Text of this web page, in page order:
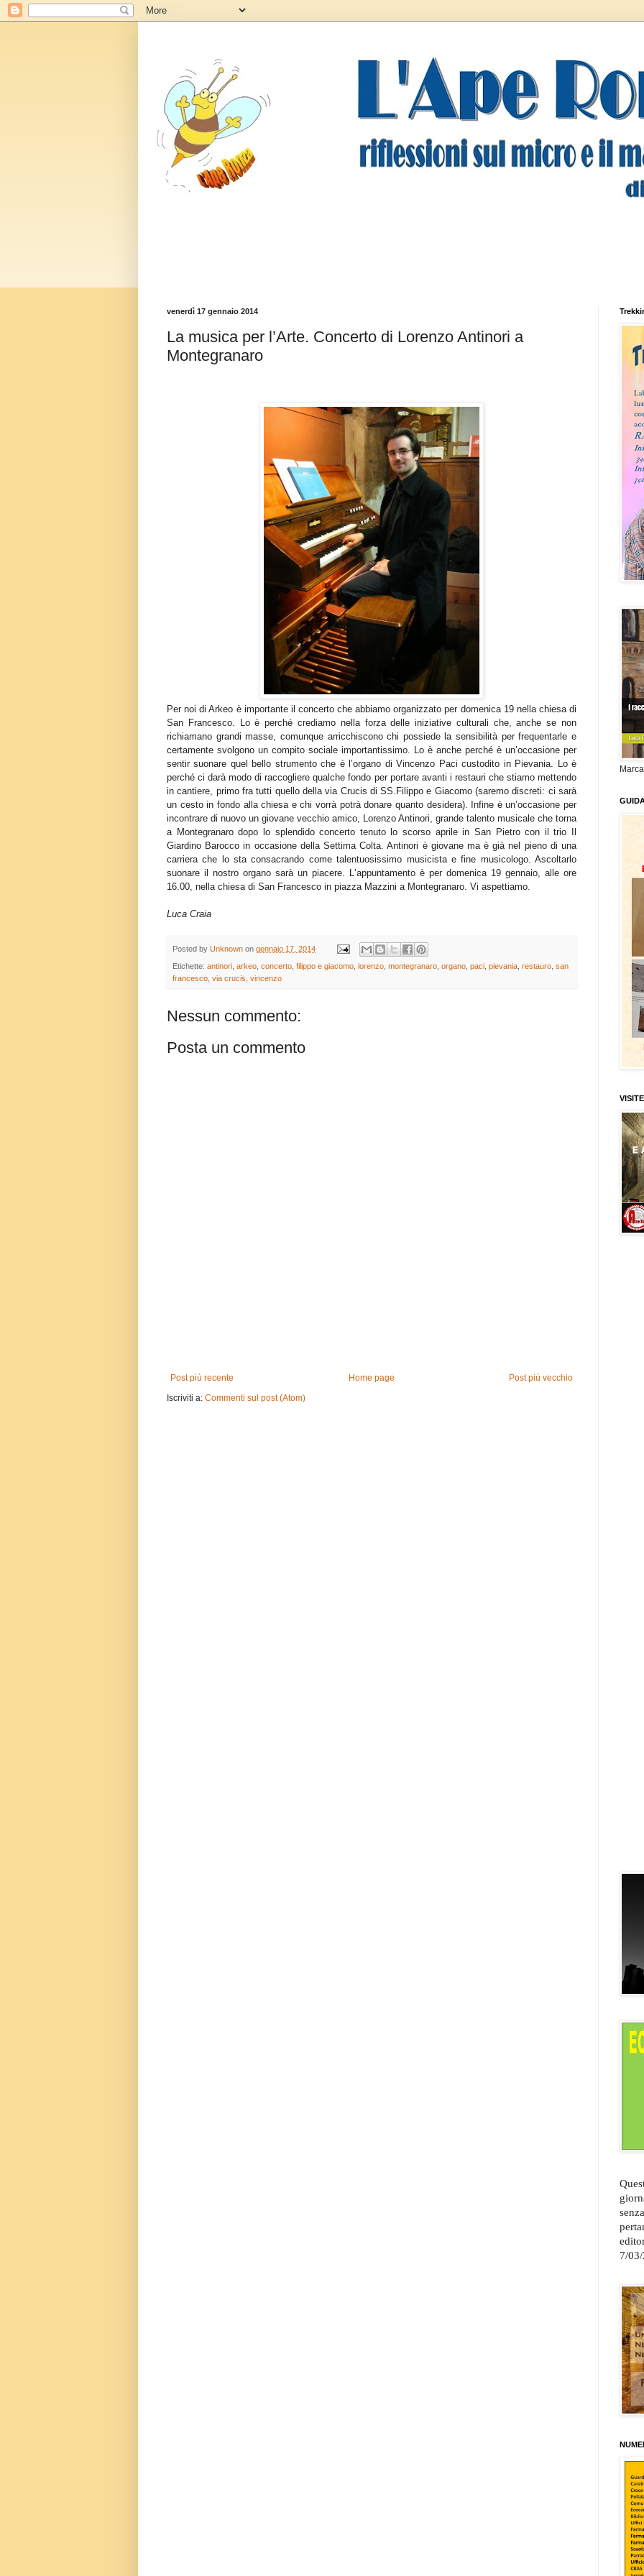
venerdì 17 gennaio 2014
La musica per l’Arte. Concerto di Lorenzo Antinori a
Montegranaro
Per noi di Arkeo è importante il concerto che abbiamo organizzato per domenica 19 nella chiesa di
San Francesco. Lo è perché crediamo nella forza delle iniziative culturali che, anche se non
richiamano grandi masse, comunque arricchiscono chi possiede la sensibilità per frequentarle e
certamente svolgono un compito sociale importantissimo. Lo è anche perché è un’occasione per
sentir suonare quel bello strumento che è l’organo di Vincenzo Paci custodito in Pievania. Lo è
perché ci darà modo di raccogliere qualche fondo per portare avanti i restauri che stiamo mettendo
in cantiere, primo fra tutti quello della via Crucis di SS.Filippo e Giacomo (saremo discreti: ci sarà
un cesto in fondo alla chiesa e chi vorrà potrà donare quanto desidera). Infine è un’occasione per
incontrare di nuovo un giovane vecchio amico, Lorenzo Antinori, grande talento musicale che torna
a Montegranaro dopo lo splendido concerto tenuto lo scorso aprile in San Pietro con il trio Il
Giardino Barocco in occasione della Settima Colta. Antinori è giovane ma è già nel pieno di una
carriera che lo sta consacrando come talentuosissimo musicista e fine musicologo. Ascoltarlo
suonare il nostro organo sarà un piacere. L’appuntamento è per domenica 19 gennaio, alle ore
16.00, nella chiesa di San Francesco in piazza Mazzini a Montegranaro. Vi aspettiamo.
Luca Craia
Posted by Unknown on gennaio 17, 2014
Etichette: antinori arkeo concerto filippo e giacomo lorenzo montegranaro organo paci pievania restauro san
francesco via crucis vincenzo
Nessun commento:
Posta un commento
Post più recente Post più vecchio
Home page
Iscriviti a: Commenti sul post (Atom)
Marca
VISITE
7/